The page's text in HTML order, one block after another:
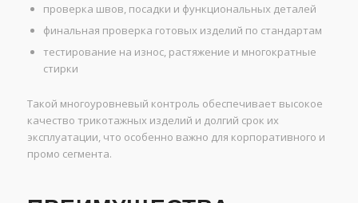
проверка швов, посадки и функциональных деталей
финальная проверка готовых изделий по стандартам
тестирование на износ, растяжение и многократные
стирки
Такой многоуровневый контроль обеспечивает высокое
качество трикотажных изделий и долгий срок их
эксплуатации, что особенно важно для корпоративного и
промо сегмента.